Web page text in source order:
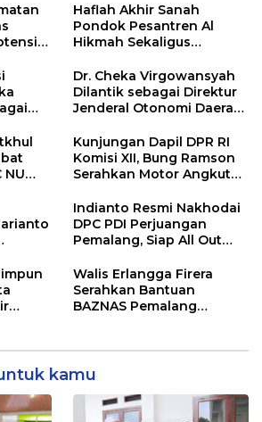
Haflah Akhir Sanah
Pondok Pesantren Al
Hikmah Sekaligus
Terpadu Warunpring
Dr. Cheka Virgowansyah
Dilantik sebagai Direktur
Jenderal Otonomi Daerah
NU
Kunjungan Dapil DPR RI
Komisi XII, Bung Ramson
Serahkan Motor Angkut
dan
Indianto Resmi Nakhodai
DPC PDI Perjuangan
Pemalang, Siap All Out
Walis Erlangga Firera
Serahkan Bantuan
BAZNAS Pemalang
Lumpuh Total Sejak Usia
13 Tahun
kamu